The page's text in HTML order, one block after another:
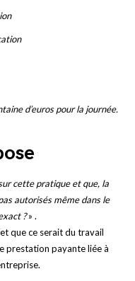
d’euros pour la journée.
cette pratique et que, la
autorisés même dans le
?» .
que ce serait du travail
prestation payante liée à